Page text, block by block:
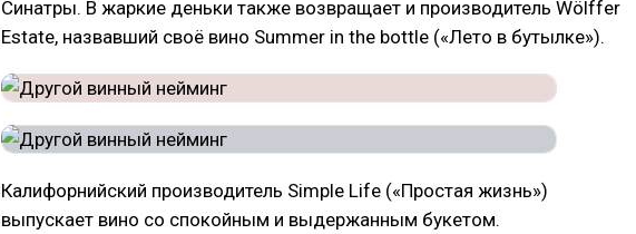
Синатры. В жаркие деньки также возвращает и производитель Wölffer
Estate, назвавший своё вино Summer in the bottle («Лето в бутылке»).
Калифорнийский производитель Simple Life («Простая жизнь»)
выпускает вино со спокойным и выдержанным букетом.